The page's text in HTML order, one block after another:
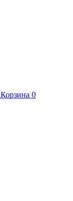
Корзина 0